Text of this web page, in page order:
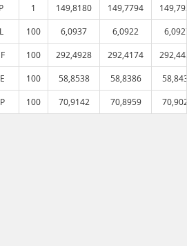
1 149,8180 149,7794
100 6,0937 6,0922
100 292,4928 292,4174
100 58,8538 58,8386
100 70,9142 70,8959